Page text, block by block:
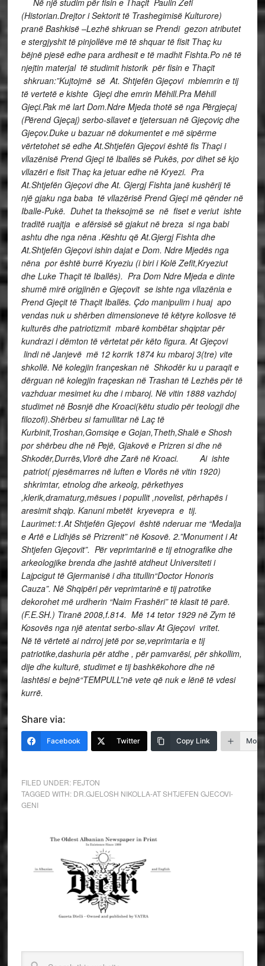
Në një studim për fisin e Thaçit Paulin Zefi
(Historian.Drejtor i Sektorit të Trashegimisë Kulturore)
pranë Bashkisë –Lezhë shkruan se Prendi gezon atributet
e stergjyshit të pinjollëve më të shquar të fisit Thaç ku
bëjnë pjesë edhe para ardhesit e të madhit Fishta.Po në të
njejtin materjal të studimit historik për fisin e Thaçit
shkruan:”Kujtojmë së At. Shtjefën Gjeçovi mbiemrin e tij
të vertetë e kishte Gjeçi dhe emrin Mëhill.Pra Mëhill
Gjeçi.Pak më lart Dom.Ndre Mjeda thotë së nga Përgjeçaj
(Përend Gjeçaj) serbo-sllavet e tjetersuan në Gjeçoviç dhe
Gjeçov.Duke u bazuar në dokumentet e më sipërme
vërtetohet së edhe At.Shtjefën Gjeçovi është fis Thaçi i
vllazënisë Prend Gjeçi të Iballës së Pukës, por dihet së kjo
vllazëri e fisit Thaç ka jetuar edhe në Kryezi. Pra
At.Shtjefën Gjeçovi dhe At. Gjergj Fishta janë kushërij të
një gjaku nga baba të vllazërisë Prend Gjeçi më qënder në
Iballe-Pukë. Duhet ta theksojmë se në fiset e veriut ishte
traditë ruajtja e afërsisë së gjakut në breza si nga babi
ashtu dhe nga nëna .Kështu që At.Gjergj Fishta dhe
At.Shtjefën Gjeçovi ishin dajat e Dom. Ndre Mjedës nga
nëna por është burrë Kryeziu (i biri i Kolë Zefit,Kryeziut
dhe Luke Thaçit të Iballës). Pra Dom Ndre Mjeda e dinte
shumë mirë origjinën e Gjeçovit se ishte nga vllazënia e
Prend Gjeçit të Thaçit Iballës. Çdo manipulim i huaj apo
vendas nuk u shërben dimensioneve të këtyre kollosve të
kulturës dhe patriotizmit mbarë kombëtar shqiptar për
kundrazi i dëmton të vërtetat për këto figura. At Gjeçovi
lindi në Janjevë më 12 korrik 1874 ku mbaroj 3(tre) vite
shkollë. Në kolegjin françeskan në Shkodër ku u paraqit e
dërguan në kolegjin fraçeskan në Trashan të Lezhës për të
vazhduar mesimet ku dhe i mbaroj. Në vitin 1888 vazhdoj
studimet në Bosnjë dhe Kroaci(këtu studio për teologji dhe
filozofi).Shërbeu si famullitar në Laç të
Kurbinit,Troshan,Gomsiqe e Gojan,Theth,Shalë e Shosh
por shërbeu dhe në Pejë, Gjakovë e Prizren si dhe në
Shkodër,Durrës,Vlorë dhe Zarë në Kroaci. Ai ishte
patriot( pjesëmarres në luften e Vlorës në vitin 1920)
shkrimtar, etnolog dhe arkeolg, përkethyes
,klerik,dramaturg,mësues i popullit ,novelist, përhapës i
aresimit shqip. Kanuni mbetët kryevepra e tij.
Laurimet:1.At Shtjefën Gjeçovi është nderuar me “Medalja
e Artë e Lidhjës së Prizrenit” në Kosovë. 2.”Monument i At
Shtjefen Gjeçovit”. Për veprimtarinë e tij etnografike dhe
arkeologjike brenda dhe jashtë atdheut Universiteti i
Lajpcigut të Gjermanisë i dha titullin“Doctor Honoris
Cauza”. Në Shqipëri për veprimtarinë e tij patrotike
dekorohet më urdherin “Naim Frashëri” të klasit të parë.
(F.E.SH.) Tiranë 2008,f.814. Më 14 tetor 1929 në Zym të
Kosovës nga një atentat serbo-sllav At Gjeçovi vritet.
Në të vërtetë ai ndrroj jetë por se,veprimtaria e tij
patriotike,dashuria për atdhe , për pamvarësi, për shkollim,
dije dhe kulturë, studimet e tij bashkëkohore dhe në
lashtësi e bejnë“TEMPULL”në vete që nuk e lënë të vdesi
kurrë.
Share via:
Facebook Twitter Copy Link More
FILED UNDER: FEJTON
TAGGED WITH: DR.GJELOSH NIKOLLA-AT SHTJEFEN GJECOVI-
GENI